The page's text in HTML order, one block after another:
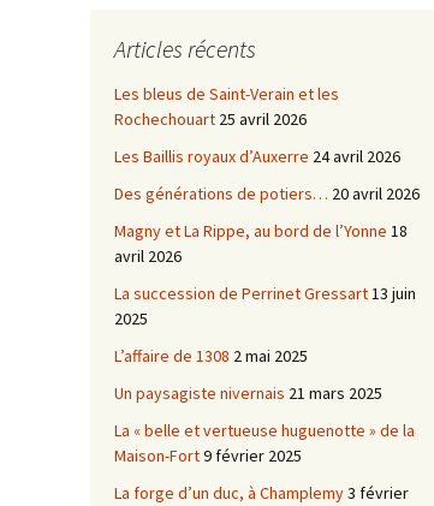
Châtellenie d’Etais
Châtellenies de Corvol et
Billy
Châtellenie de Chatel-
Articles récents
Les bleus de Saint-Verain et les
Rochechouart 25 avril 2026
Les Baillis royaux d’Auxerre 24 avril 2026
Des générations de potiers… 20 avril 2026
Magny et La Rippe, au bord de l’Yonne 18
avril 2026
La succession de Perrinet Gressart13 juin
2025
L’affaire de 1308 2 mai 2025
Un paysagiste nivernais 21 mars 2025
La « belle et vertueuse huguenotte » de la
Maison-Fort9 février 2025
La forge d’un duc, à Champlemy3 février